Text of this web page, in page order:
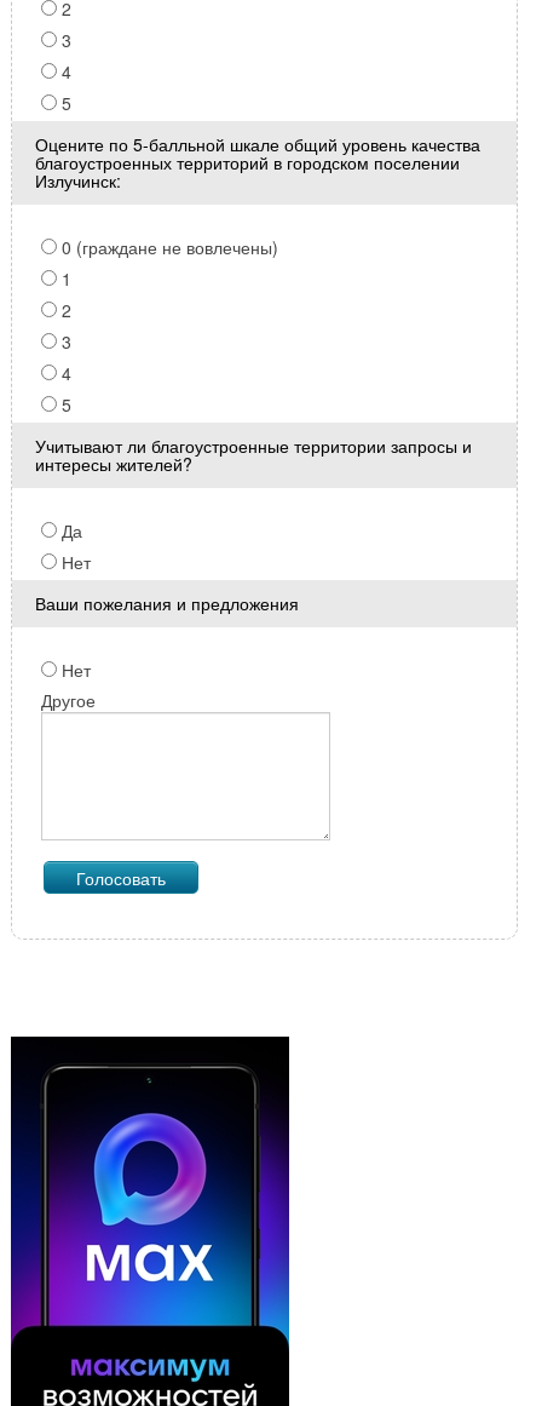
2
3
4
5
Оцените по 5-балльной шкале общий уровень качества
благоустроенных территорий в городском поселении
Излучинск:
0 (граждане не вовлечены)
1
2
3
4
5
Учитывают ли благоустроенные территории запросы и
интересы жителей?
Да
Нет
Ваши пожелания и предложения
Нет
Другое